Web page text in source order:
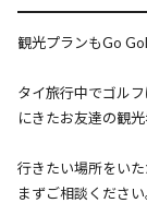
観光プランもGo
タイ旅行中でゴル
にきたお友達の観
行きたい場所をい
まずご相談ください